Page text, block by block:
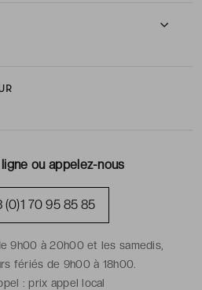
ou appelez-nous
(0)1 70 95 85 85
9h00 à 20h00 et les samedis,
fériés de 9h00 à 18h00.
:prix appel local